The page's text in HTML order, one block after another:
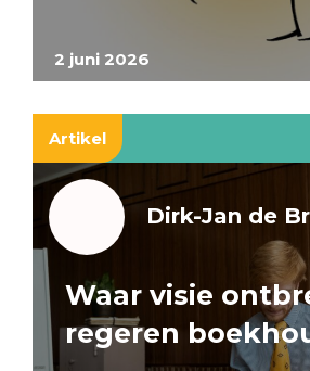
2 juni 2026
Artikel
Dirk-Jan de
Waar visie
regeren